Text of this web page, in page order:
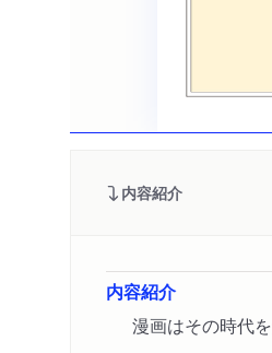
内容紹介
内容紹介
漫画はその時代